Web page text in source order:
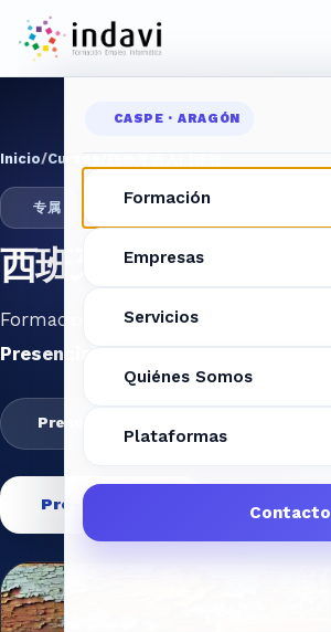
CASPE · ARAGÓN
Formación
Empresas
Servicios
Quiénes Somos
Plataformas
Contacto
Inicio/Cursos/西班牙语入门课程
专属
西班牙语入门课程
Formación especializada y práctica
Presencial
Presencial
Pre-inscribirme